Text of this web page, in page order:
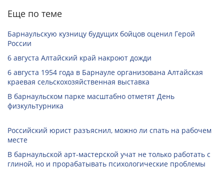
Еще по теме
Барнаульскую кузницу будущих бойцов оценил Герой
России
6 августа Алтайский край накроют дожди
6 августа 1954 года в Барнауле организована Алтайская
краевая сельскохозяйственная выставка
В барнаульском парке масштабно отметят День
физкультурника
Российский юрист разъяснил, можно ли спать на рабочем
месте
В барнаульской арт-мастерской учат не только работать с
глиной, но и прорабатывать психологические проблемы